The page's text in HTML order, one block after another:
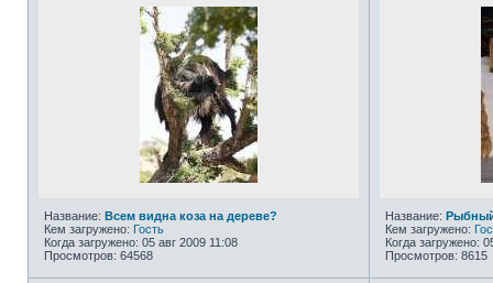
Название: Всем видна коза на дереве?
Кем загружено: Гость
Когда загружено: 05 авг 2009 11:08
Просмотров: 64568
Название:
Кем загружено:
Когда загружено:
Просмотров: 8615